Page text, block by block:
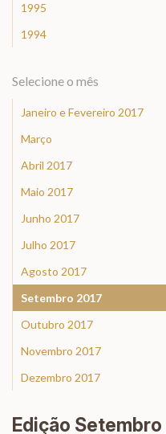
1995
1994
Selecione o mês
Janeiro e Fevereiro 2017
Março
Abril 2017
Maio 2017
Junho 2017
Julho 2017
Agosto 2017
Setembro 2017
Outubro 2017
Novembro 2017
Dezembro 2017
Edição Setembro